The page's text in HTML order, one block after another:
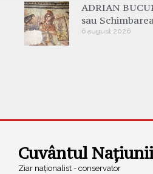
ADRIAN
sau
6 august 2026
Cuvântul Națiunii
Ziar naționalist - conservator